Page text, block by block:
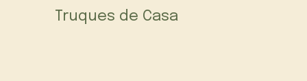
Truques de Casa